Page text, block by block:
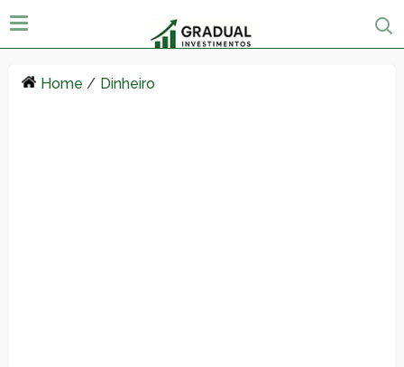
Home / Dinheiro